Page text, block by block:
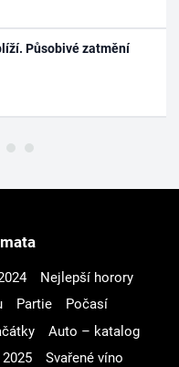
Působivé zatmění
Nejlepší horory
Partie
Počasí
Auto – katalog
Svařené víno